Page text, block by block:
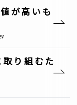
が高いも
り組むた